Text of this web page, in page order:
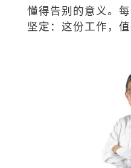
懂得告别的意义。
坚定：这份工作，